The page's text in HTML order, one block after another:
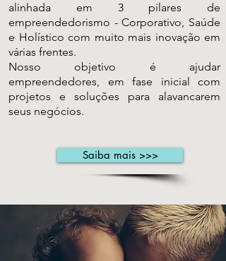
alinhada em 3 pilares de
empreendedorismo - Corporativo, Saúde
e Holístico com muito mais inovação em
várias frentes.
Nosso objetivo é ajudar
empreendedores, em fase inicial com
projetos e soluções para alavancarem
seus negócios.
Saiba mais >>>